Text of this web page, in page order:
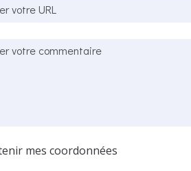
mes coordonnées